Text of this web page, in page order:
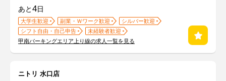
あと4日
大学生歓迎 副業・Ｗワーク歓迎
シルバー歓迎
シフト自由・自己申告
未経験者歓迎
甲南パーキングエリア上り線の求人一覧を見る
ニトリ 水口店